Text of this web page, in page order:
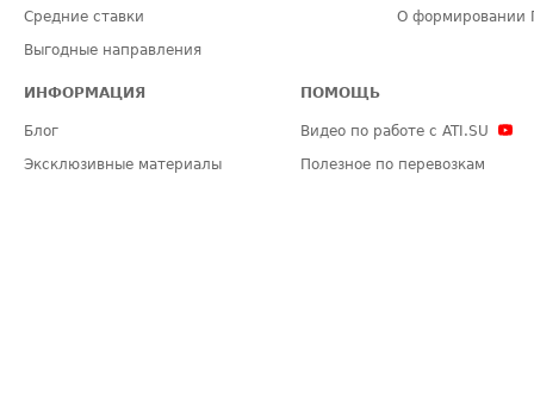
Средние ставки
Выгодные направления
О формировании
ИНФОРМАЦИЯ
Блог
Эксклюзивные материалы
ПОМОЩЬ
Видео по работе с ATI.SU
Полезное по перевозкам